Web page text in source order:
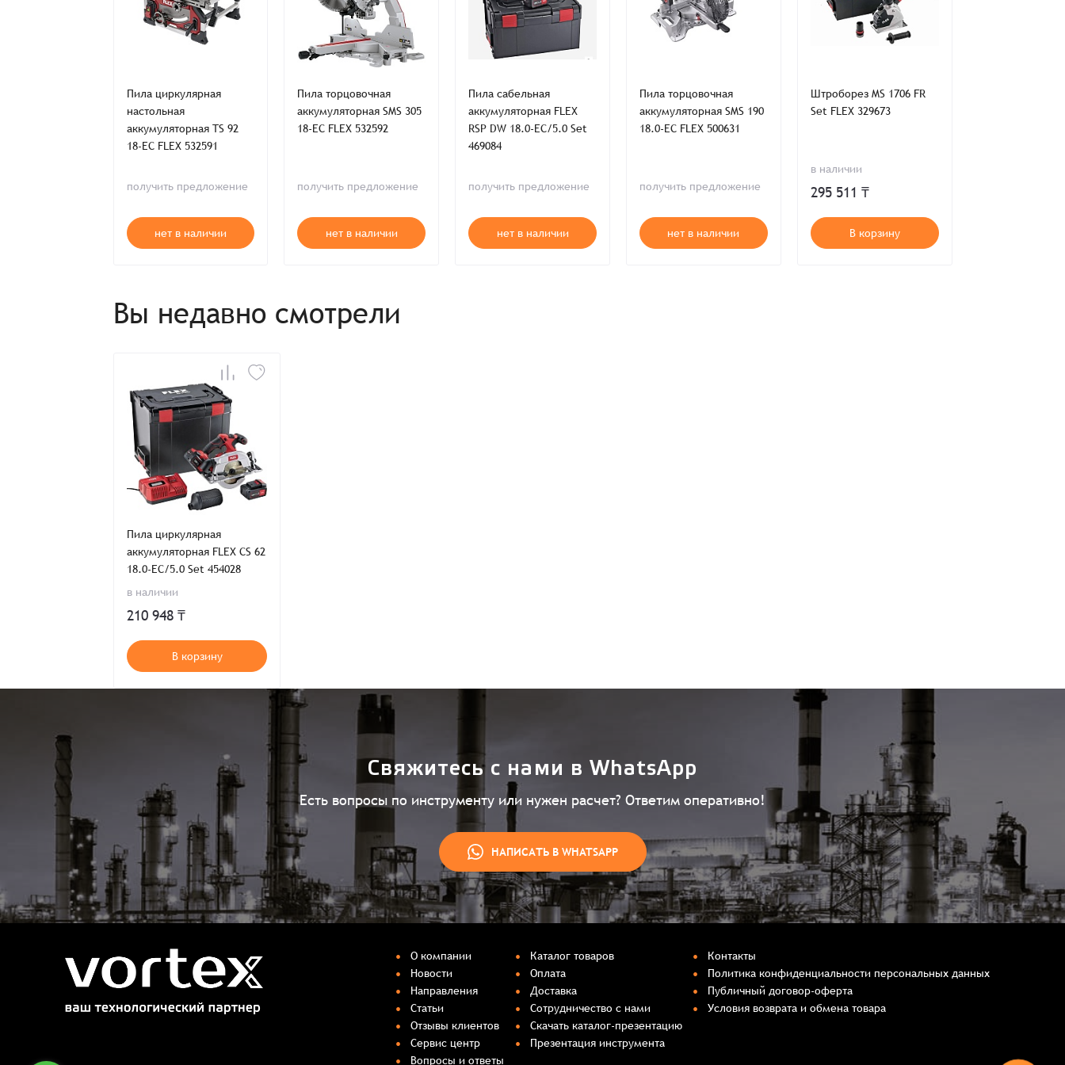
Пила циркулярная
настольная
аккумуляторная TS 92
18-EC FLEX 532591
получить предложение
нет в наличии
Пила торцовочная
аккумуляторная SMS 305
18-EC FLEX 532592
получить предложение
нет в наличии
Пила сабельная
аккумуляторная FLEX
RSP DW 18.0-EC/5.0 Set
469084
получить предложение
нет в наличии
Пила торцовочная
аккумуляторная SMS 190
18.0-EC FLEX 500631
получить предложение
нет в наличии
Штроборез MS 1706 FR
Set FLEX 329673
в наличии
295 511 ₸
В корзину
Вы недавно смотрели
Пила циркулярная
аккумуляторная FLEX CS 62
18.0-EC/5.0 Set 454028
в наличии
210 948 ₸
В корзину
Свяжитесь с нами в WhatsApp
Есть вопросы по инструменту или нужен расчет? Ответим оперативно!
НАПИСАТЬ В WHATSAPP
О компании
Новости
Направления
Статьи
Отзывы клиентов
Сервис центр
Вопросы и ответы
Каталог товаров
Оплата
Доставка
Сотрудничество с нами
Скачать каталог-презентацию
Презентация инструмента
Контакты
Политика конфиденциальности персональных данных
Публичный договор-оферта
Условия возврата и обмена товара